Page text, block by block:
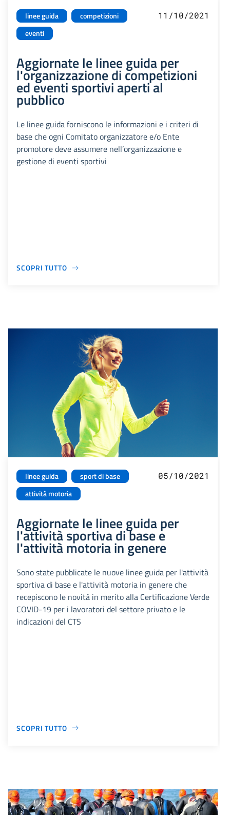
linee guida
competizioni
eventi
11/10/2021
Aggiornate le linee guida per
l'organizzazione di competizioni
ed eventi sportivi aperti al
pubblico
Le linee guida forniscono le informazioni e i criteri di
base che ogni Comitato organizzatore e/o Ente
promotore deve assumere nell’organizzazione e
gestione di eventi sportivi
SCOPRI TUTTO
linee guida
sport di base
attività motoria
05/10/2021
Aggiornate le linee guida per
l'attività sportiva di base e
l'attività motoria in genere
Sono state pubblicate le nuove linee guida per l'attività
sportiva di base e l'attività motoria in genere che
recepiscono le novità in merito alla Certificazione Verde
COVID-19 per i lavoratori del settore privato e le
indicazioni del CTS
SCOPRI TUTTO